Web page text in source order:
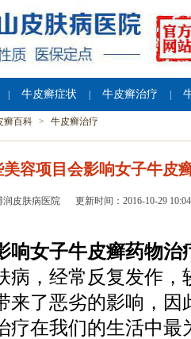
牛皮癣症状 牛皮癣治疗
癣百科 > 牛皮癣治疗
美容项目会影响女子牛皮
润皮肤病医院 更新时间：2016-10-29
响女子牛皮癣药物治
病，经常反复发作，
来了恶劣的影响，因
疗在我们的生活中最